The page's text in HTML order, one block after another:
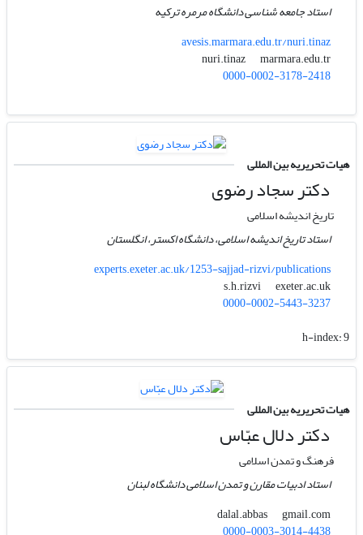
استاد جامعه شناسی دانشگاه مرمره ترکیه
avesis.marmara.edu.tr/nuri.tinaz
nuri.tinaz
marmara.edu.tr
0000-0002-3178-2418
هیات تحریریه بین المللی
دکتر سجاد رضوی
تاریخ اندیشه اسلامی
استاد تاریخ اندیشه اسلامی، دانشگاه اکستر، انگلستان
experts.exeter.ac.uk/1253-sajjad-rizvi/publications
s.h.rizvi
exeter.ac.uk
0000-0002-5443-3237
h-index:9
هیات تحریریه بین المللی
دکتر دلال عبّاس
فرهنگ و تمدن اسلامی
استاد ادبیات مقارن و تمدن اسلامی دانشگاه لبنان
dalal.abbas
gmail.com